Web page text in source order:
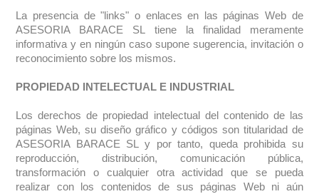
La presencia de "links" o enlaces en las páginas Web de
ASESORIA BARACE SL tiene la finalidad meramente
informativa y en ningún caso supone sugerencia, invitación o
reconocimiento sobre los mismos.
PROPIEDAD INTELECTUAL E INDUSTRIAL
Los derechos de propiedad intelectual del contenido de las
páginas Web, su diseño gráfico y códigos son titularidad de
ASESORIA BARACE SL y por tanto, queda prohibida su
reproducción, distribución, comunicación pública,
transformación o cualquier otra actividad que se pueda
realizar con los contenidos de sus páginas Web ni aún